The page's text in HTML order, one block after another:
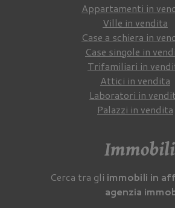
Appartamenti in
Ville in vendita
Case a schiera in
Case singole in
Trifamiliari in
Attici in vendita
Laboratori in
Palazzi in vendita
Cerca tra gli immobili in
agenzia